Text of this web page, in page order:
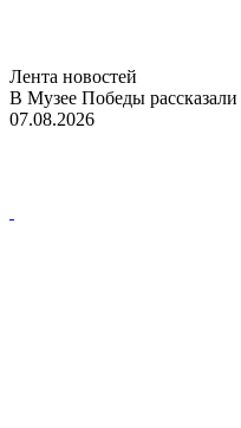
Лента новостей
В Музее Победы рассказали
07.08.2026